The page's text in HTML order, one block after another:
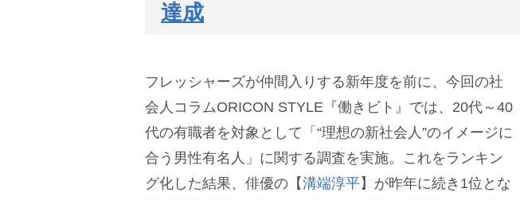
達成
フレッシャーズが仲間入りする新年度を前に、今回の社
会人コラムORICON STYLE『働きビト』では、20代～40
代の有職者を対象として「“理想の新社会人”のイメージに
合う男性有名人」に関する調査を実施。これをランキン
グ化した結果、俳優の【溝端淳平】が昨年に続き1位とな